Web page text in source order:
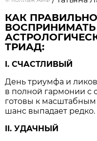
КАК ПРАВИЛЬНО
ТРИАД:
I. СЧАСТЛИВЫЙ
День триумфа и
в полной гармонии
готовы к
шанс выпадает редко.
II. УДАЧНЫЙ